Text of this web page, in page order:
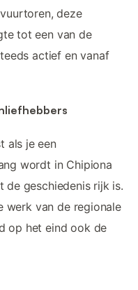
deze
tot een van de
actief en vanaf
als je een
wordt in Chipiona
de geschiedenis rijk is.
werk van de regionale
op het eind ook de